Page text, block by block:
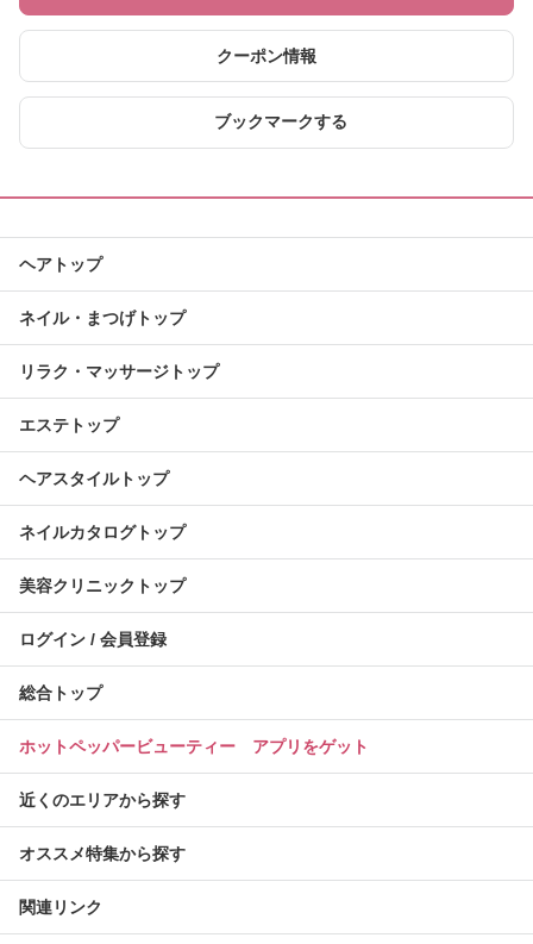
クーポン情報
ブックマークする
ヘアトップ
ネイル・まつげトップ
リラク・マッサージトップ
エステトップ
ヘアスタイルトップ
ネイルカタログトップ
美容クリニックトップ
ログイン / 会員登録
総合トップ
ホットペッパービューティー アプリをゲット
近くのエリアから探す
オススメ特集から探す
関連リンク